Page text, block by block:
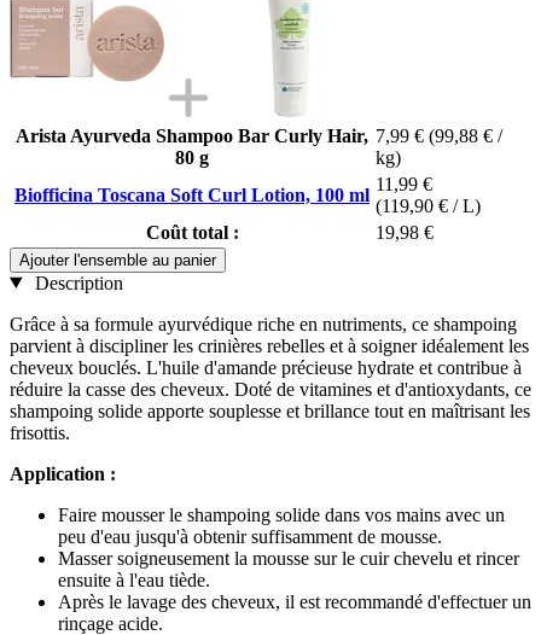
Arista Ayurveda Shampoo Bar Curly Hair,
80 g
7,99 € (99,88 € /
kg)
Biofficina Toscana Soft Curl Lotion, 100 ml
11,99 €
(119,90 € / L)
Coût total :
19,98 €
Ajouter l'ensemble au panier
Description
Grâce à sa formule ayurvédique riche en nutriments, ce shampoing
parvient à discipliner les crinières rebelles et à soigner idéalement les
cheveux bouclés. L'huile d'amande précieuse hydrate et contribue à
réduire la casse des cheveux. Doté de vitamines et d'antioxydants, ce
shampoing solide apporte souplesse et brillance tout en maîtrisant les
frisottis.
Application :
Faire mousser le shampoing solide dans vos mains avec un
peu d'eau jusqu'à obtenir suffisamment de mousse.
Masser soigneusement la mousse sur le cuir chevelu et rincer
ensuite à l'eau tiède.
Après le lavage des cheveux, il est recommandé d'effectuer un
rinçage acide.